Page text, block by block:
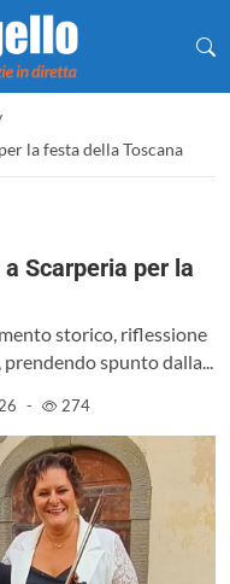
la festa della Toscana
Scarperia per la
storico, riflessione
spunto dalla...
- 274